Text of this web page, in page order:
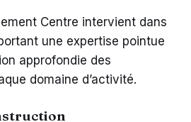
Centre intervient dans
une expertise pointue
approfondie des
domaine d’activité.